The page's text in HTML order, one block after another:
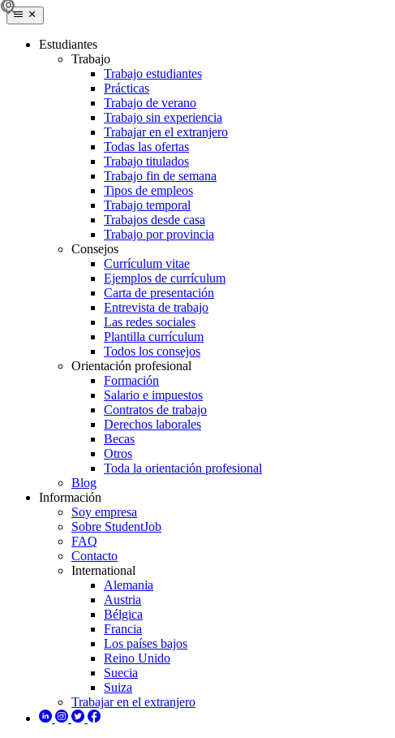
Estudiantes
Trabajo
Trabajo estudiantes
Prácticas
Trabajo de verano
Trabajo sin experiencia
Trabajar en el extranjero
Todas las ofertas
Trabajo titulados
Trabajo fin de semana
Tipos de empleos
Trabajo temporal
Trabajos desde casa
Trabajo por provincia
Consejos
Currículum vitae
Ejemplos de currículum
Carta de presentación
Entrevista de trabajo
Las redes sociales
Plantilla currículum
Todos los consejos
Orientación profesional
Formación
Salario e impuestos
Contratos de trabajo
Derechos laborales
Becas
Otros
Toda la orientación profesional
Blog
Información
Soy empresa
Sobre StudentJob
FAQ
Contacto
International
Alemania
Austria
Bélgica
Francia
Los países bajos
Reino Unido
Suecia
Suiza
Trabajar en el extranjero